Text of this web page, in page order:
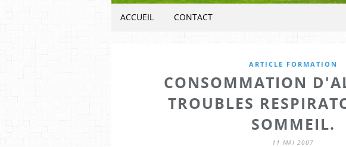
ACCUEIL CONTACT
ARTICLE FORMATION
CONSOMMATION
TROUBLES
SOMMEIL.
11 MAI 2007